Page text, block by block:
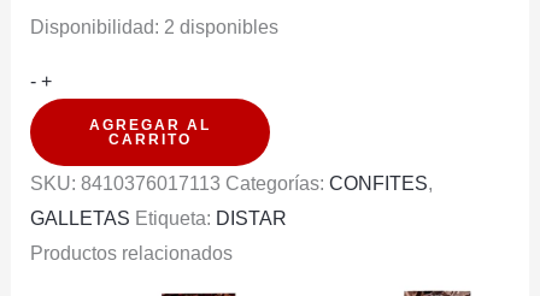
Disponibilidad: 2 disponibles
- GALLETA
GULLON
SANDWICH
MEGA
DUO
CHOCOLATE
+
AGREGAR AL
CARRITO
SKU: 8410376017113 Categorías: CONFITES,
GALLETAS Etiqueta: DISTAR
Productos relacionados